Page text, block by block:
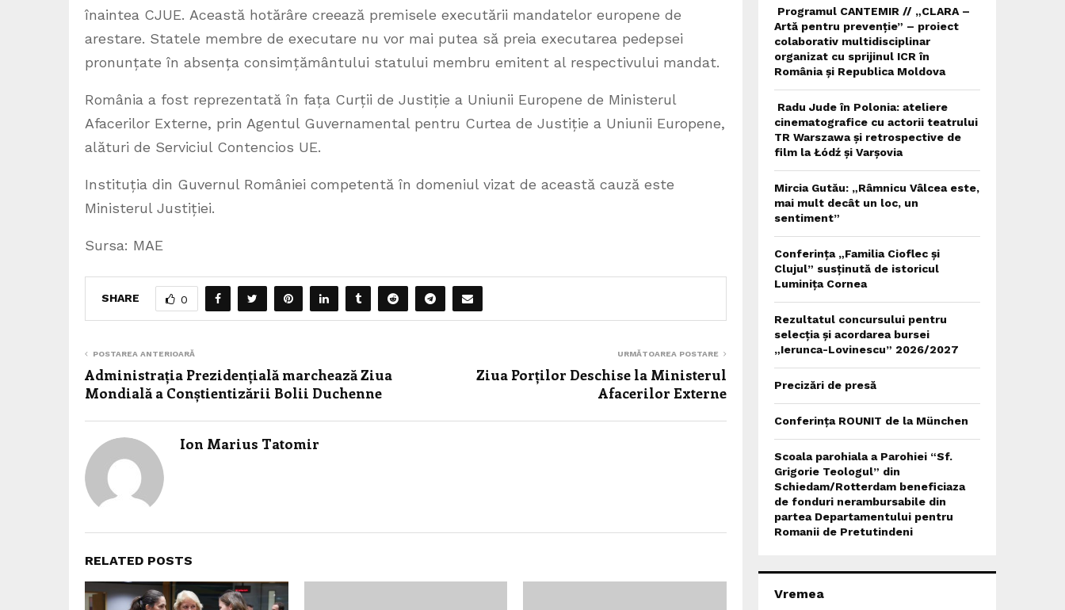
înaintea CJUE. Această hotărâre creează premisele executării mandatelor europene de
arestare. Statele membre de executare nu vor mai putea să preia executarea pedepsei
pronunțate în absența consimțământului statului membru emitent al respectivului mandat.
România a fost reprezentată în fața Curții de Justiție a Uniunii Europene de Ministerul
Afacerilor Externe, prin Agentul Guvernamental pentru Curtea de Justiție a Uniunii Europene,
alături de Serviciul Contencios UE.
Instituția din Guvernul României competentă în domeniul vizat de această cauză este
Ministerul Justiției.
Sursa: MAE
SHARE 0
POSTAREA ANTERIOARĂ
Administrația Prezidențială marchează Ziua
Mondială a Conștientizării Bolii Duchenne
URMĂTOAREA POSTARE
Ziua Porților Deschise la Ministerul
Afacerilor Externe
Ion Marius Tatomir
RELATED POSTS
Programul CANTEMIR // „CLARA –
Artă pentru prevenție” – proiect
colaborativ multidisciplinar
organizat cu sprijinul ICR în
România și Republica Moldova
Radu Jude în Polonia: ateliere
cinematografice cu actorii teatrului
TR Warszawa și retrospective de
film la Łódź și Varșovia
Mircia Gutău: „Râmnicu Vâlcea este,
mai mult decât un loc, un
sentiment”
Conferința „Familia Cioflec și
Clujul” susținută de istoricul
Luminița Cornea
Rezultatul concursului pentru
selecția și acordarea bursei
„Ierunca-Lovinescu” 2026/2027
Precizări de presă
Conferința ROUNIT de la München
Scoala parohiala a Parohiei “Sf.
Grigorie Teologul” din
Schiedam/Rotterdam beneficiaza
de fonduri nerambursabile din
partea Departamentului pentru
Romanii de Pretutindeni
Vremea